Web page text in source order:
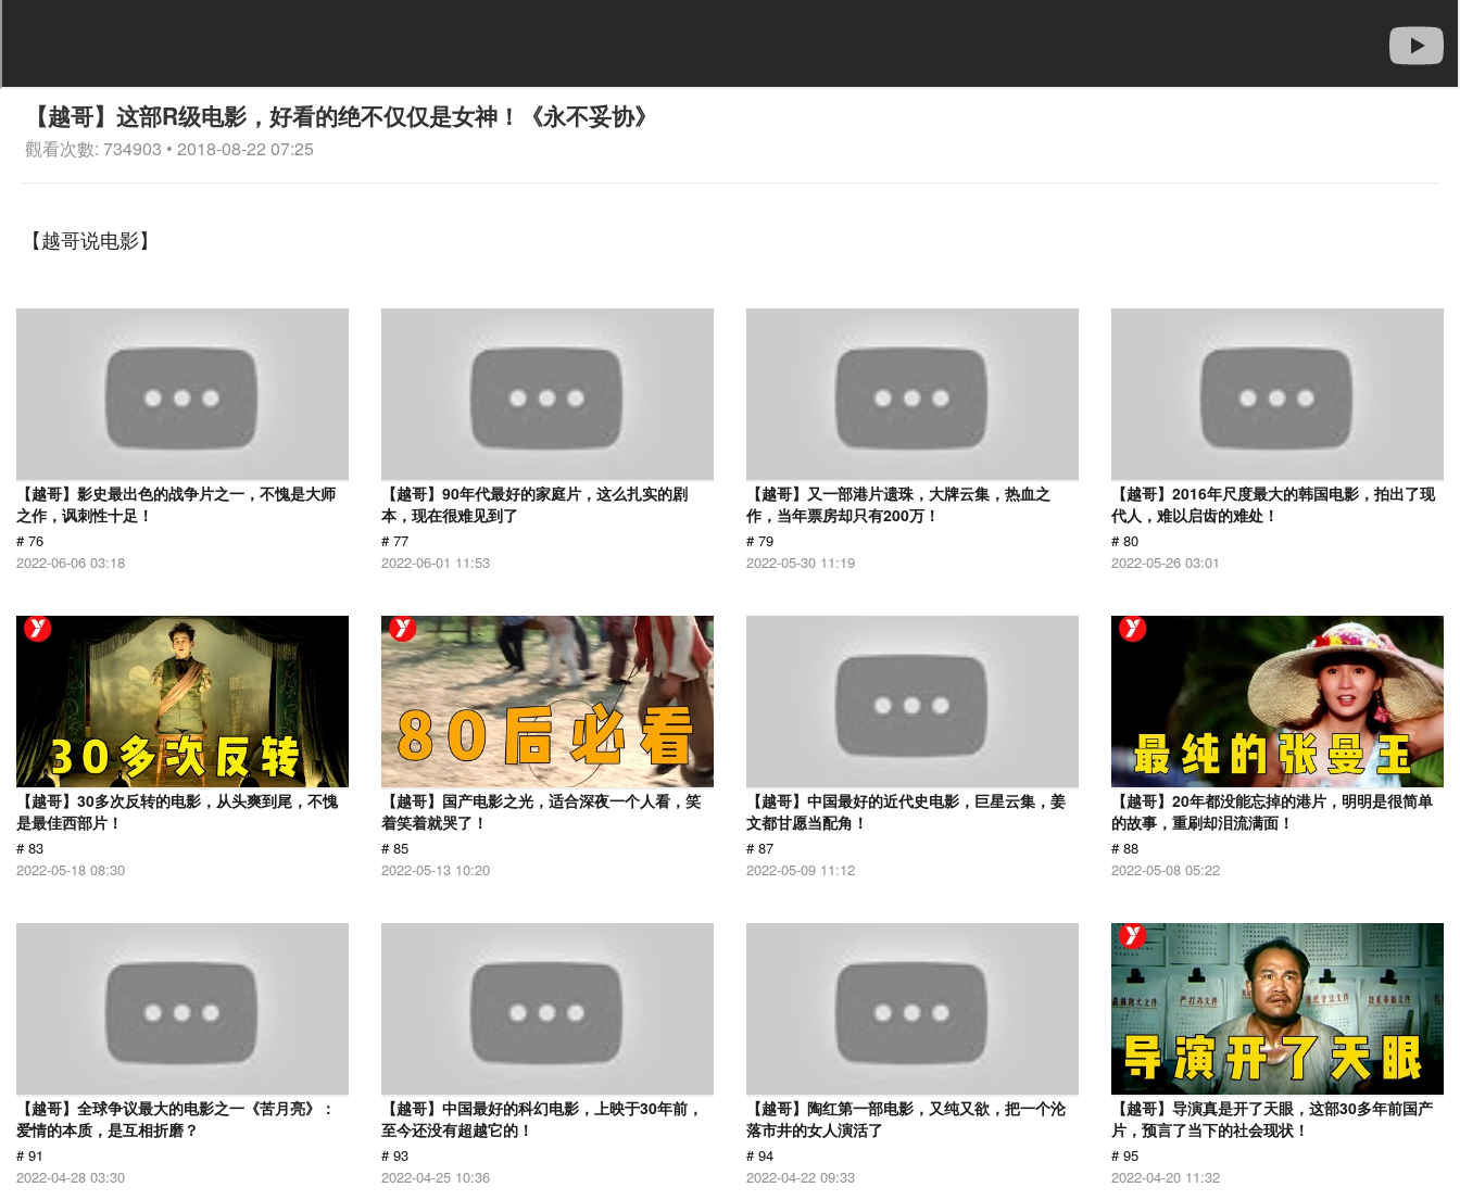
【越哥】这部R级电影，好看的绝不仅仅是女神！《永不妥协》
觀看次數: 734903 • 2018-08-22 07:25
【越哥说电影】
【越哥】影史最出色的战争片之一，不愧是大师
之作，讽刺性十足！
# 76
2022-06-06 03:18
【越哥】90年代最好的家庭片，这么扎实的剧
本，现在很难见到了
# 77
2022-06-01 11:53
【越哥】又一部港片遗珠，大牌云集，热血之
作，当年票房却只有200万！
# 79
2022-05-30 11:19
【越哥】2016年尺度最大的韩国电影，拍出了现
代人，难以启齿的难处！
# 80
2022-05-26 03:01
【越哥】30多次反转的电影，从头爽到尾，不愧
是最佳西部片！
# 83
2022-05-18 08:30
【越哥】国产电影之光，适合深夜一个人看，笑
着笑着就哭了！
# 85
2022-05-13 10:20
【越哥】中国最好的近代史电影，巨星云集，姜
文都甘愿当配角！
# 87
2022-05-09 11:12
【越哥】20年都没能忘掉的港片，明明是很简单
的故事，重刷却泪流满面！
# 88
2022-05-08 05:22
【越哥】全球争议最大的电影之一《苦月亮》：
爱情的本质，是互相折磨？
# 91
2022-04-28 03:30
【越哥】中国最好的科幻电影，上映于30年前，
至今还没有超越它的！
# 93
2022-04-25 10:36
【越哥】陶红第一部电影，又纯又欲，把一个沦
落市井的女人演活了
# 94
2022-04-22 09:33
【越哥】导演真是开了天眼，这部30多年前国产
片，预言了当下的社会现状！
# 95
2022-04-20 11:32